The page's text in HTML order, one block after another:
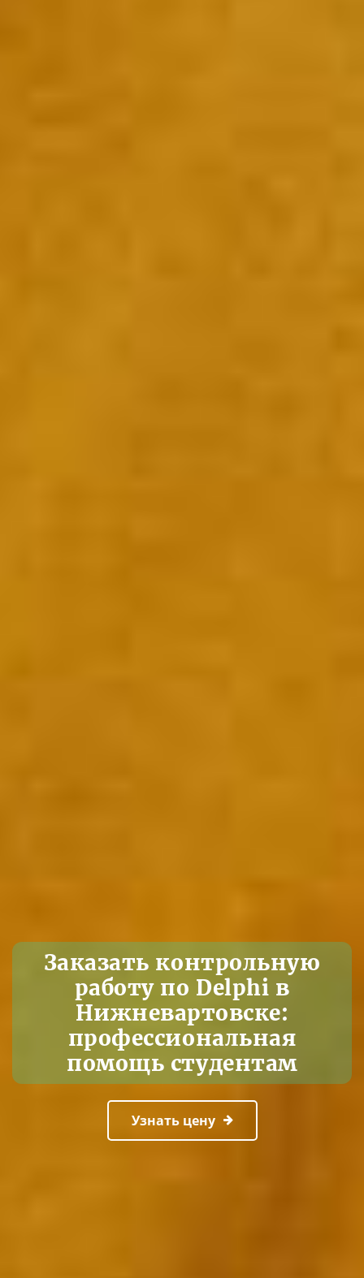
Заказать контрольную
работу по Delphi в
Нижневартовске:
профессиональная
помощь студентам
Узнать цену